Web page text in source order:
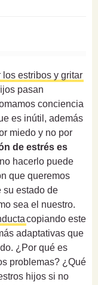
los estribos y gritar
pasan
conciencia
es inútil, además
miedo y no por
de estrés es
hacerlo puede
que queremos
su estado de
sea el nuestro.
copiando este
adaptativas que
¿Por qué es
problemas? ¿Qué
hijos si no